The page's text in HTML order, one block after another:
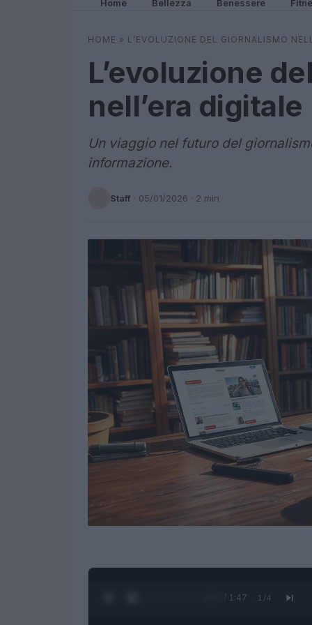
Home Bellezza Benessere
HOME » L’EVOLUZIONE DEL GIORNALISMO
L’evoluzione
nell’era digitale
Un viaggio nel futuro del
informazione.
Staff · 05/01/2026 · 2 min
0:28 / 1:47 1 /4